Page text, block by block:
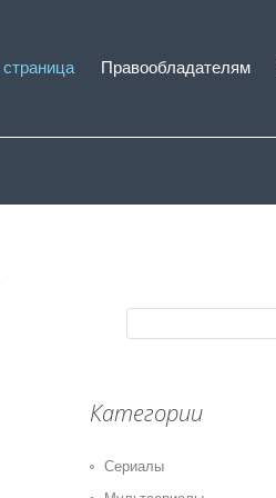
Правообладателям
Категории
Сериалы